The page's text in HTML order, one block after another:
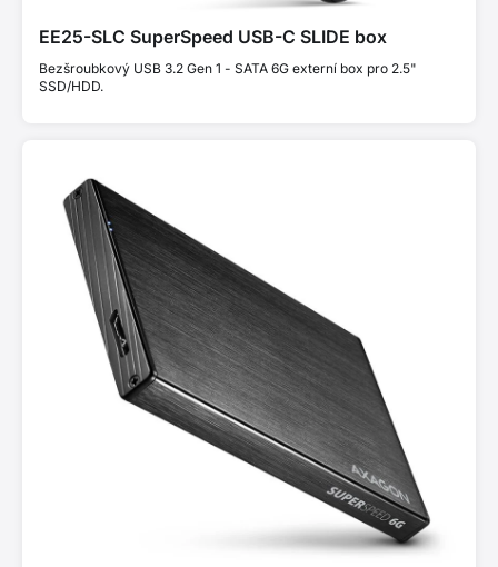
EE25-SLC SuperSpeed USB-C SLIDE box
Bezšroubkový USB 3.2 Gen 1 - SATA 6G externí box pro 2.5"
SSD/HDD.